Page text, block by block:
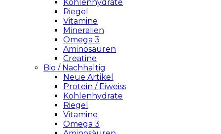
Kohlenhydrate
Riegel
Vitamine
Mineralien
Omega 3
Aminosäuren
Creatine
Bio / Nachhaltig
Neue Artikel
Protein / Eiweiss
Kohlenhydrate
Riegel
Vitamine
Omega 3